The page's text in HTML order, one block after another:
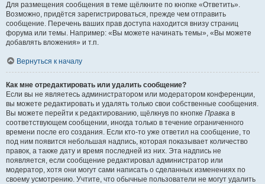
Для размещения сообщения в теме щёлкните по кнопке «Ответить».
Возможно, придётся зарегистрироваться, прежде чем отправить
сообщение. Перечень ваших прав доступа находится внизу страниц
форума или темы. Например: «Вы можете начинать темы», «Вы можете
добавлять вложения» и т.п.
Вернуться к началу
Как мне отредактировать или удалить сообщение?
Если вы не являетесь администратором или модератором конференции,
вы можете редактировать и удалять только свои собственные сообщения.
Вы можете перейти к редактированию, щёлкнув по кнопке Правка в
соответствующем сообщении, иногда только в течение ограниченного
времени после его создания. Если кто-то уже ответил на сообщение, то
под ним появится небольшая надпись, которая показывает количество
правок, а также дату и время последней из них. Эта надпись не
появляется, если сообщение редактировал администратор или
модератор, хотя они могут сами написать о сделанных изменениях по
своему усмотрению. Учтите, что обычные пользователи не могут удалить